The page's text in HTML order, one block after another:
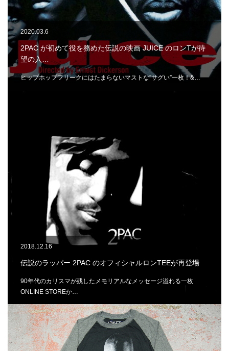
2020.03.6
2PAC が初めて役を務めた伝説の映画 JUICE のロンTが待
望の入…
ヒップホップフリークにはたまらないマストな”サグい”一枚！&…
2018.12.16
伝説のラッパー 2PAC のオフィシャルロンTEEが再登場
90年代のカリスマが残したメモリアルなメッセージ溢れる一枚
ONLINE STOREか…